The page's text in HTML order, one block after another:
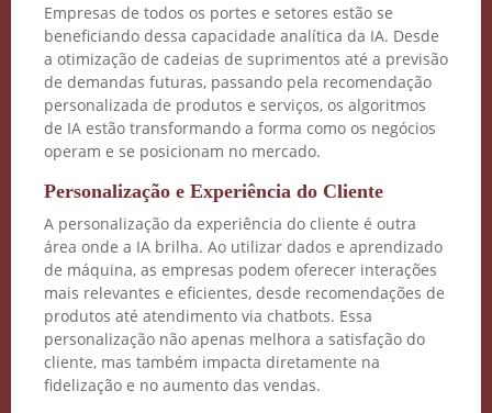
Empresas de todos os portes e setores estão se
beneficiando dessa capacidade analítica da IA. Desde
a otimização de cadeias de suprimentos até a previsão
de demandas futuras, passando pela recomendação
personalizada de produtos e serviços, os algoritmos
de IA estão transformando a forma como os negócios
operam e se posicionam no mercado.
Personalização e Experiência do Cliente
A personalização da experiência do cliente é outra
área onde a IA brilha. Ao utilizar dados e aprendizado
de máquina, as empresas podem oferecer interações
mais relevantes e eficientes, desde recomendações de
produtos até atendimento via chatbots. Essa
personalização não apenas melhora a satisfação do
cliente, mas também impacta diretamente na
fidelização e no aumento das vendas.